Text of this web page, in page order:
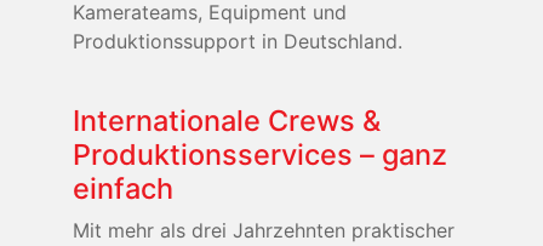
Kamerateams, Equipment und
Produktionssupport in Deutschland.
Internationale Crews &
Produktionsservices – ganz
einfach
Mit mehr als drei Jahrzehnten praktischer